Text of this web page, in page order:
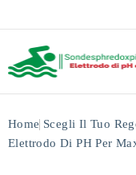
Home Scegli Il Tuo
Elettrodo Di PH Per